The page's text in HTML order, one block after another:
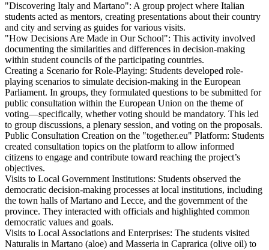
"Discovering Italy and Martano": A group project where Italian
students acted as mentors, creating presentations about their country
and city and serving as guides for various visits.
"How Decisions Are Made in Our School": This activity involved
documenting the similarities and differences in decision-making
within student councils of the participating countries.
Creating a Scenario for Role-Playing: Students developed role-
playing scenarios to simulate decision-making in the European
Parliament. In groups, they formulated questions to be submitted for
public consultation within the European Union on the theme of
voting—specifically, whether voting should be mandatory. This led
to group discussions, a plenary session, and voting on the proposals.
Public Consultation Creation on the "together.eu" Platform: Students
created consultation topics on the platform to allow informed
citizens to engage and contribute toward reaching the project’s
objectives.
Visits to Local Government Institutions: Students observed the
democratic decision-making processes at local institutions, including
the town halls of Martano and Lecce, and the government of the
province. They interacted with officials and highlighted common
democratic values and goals.
Visits to Local Associations and Enterprises: The students visited
Naturalis in Martano (aloe) and Masseria in Caprarica (olive oil) to